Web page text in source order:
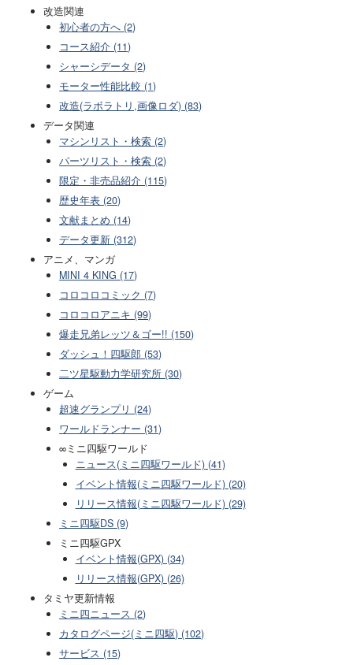
改造関連
初心者の方へ (2)
コース紹介 (11)
シャーシデータ (2)
モーター性能比較 (1)
改造(ラボラトリ,画像ロダ) (83)
データ関連
マシンリスト・検索 (2)
パーツリスト・検索 (2)
限定・非売品紹介 (115)
歴史年表 (20)
文献まとめ (14)
データ更新 (312)
アニメ、マンガ
MINI 4 KING (17)
コロコロコミック (7)
コロコロアニキ (99)
爆走兄弟レッツ＆ゴー!! (150)
ダッシュ！四駆郎 (53)
二ツ星駆動力学研究所 (30)
ゲーム
超速グランプリ (24)
ワールドランナー (31)
∞ミニ四駆ワールド
ニュース(ミニ四駆ワールド) (41)
イベント情報(ミニ四駆ワールド) (20)
リリース情報(ミニ四駆ワールド) (29)
ミニ四駆DS (9)
ミニ四駆GPX
イベント情報(GPX) (34)
リリース情報(GPX) (26)
タミヤ更新情報
ミニ四ニュース (2)
カタログページ(ミニ四駆) (102)
サービス (15)